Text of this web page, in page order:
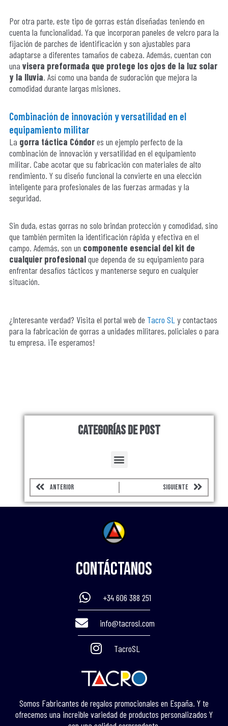
Por otra parte, este tipo de gorras están diseñadas teniendo en
cuenta la funcionalidad. Ya que incorporan paneles de velcro para la
fijación de parches de identificación y son ajustables para
adaptarse a diferentes tamaños de cabeza. Además, cuentan con
una visera preformada que protege los ojos de la luz solar
y la lluvia. Así como una banda de sudoración que mejora la
comodidad durante largas misiones.
Combinación de innovación y versatilidad en el
equipamiento militar
La gorra táctica Cóndores un ejemplo perfecto de la
combinación de innovación y versatilidad en el equipamiento
militar. Cabe acotar que su fabricación con materiales de alto
rendimiento. Y su diseño funcional la convierte en una elección
inteligente para profesionales de las fuerzas armadas y la
seguridad.
Sin duda, estas gorras no solo brindan protección y comodidad, sino
que también permiten la identificación rápida y efectiva en el
campo. Además, son un componente esencial del kit de
cualquier profesionalque dependa de su equipamiento para
enfrentar desafíos tácticos y mantenerse seguro en cualquier
situación.
¿Interesante verdad? Visita el portal web de Tacro SL y contactaos
para la fabricación de gorras a unidades militares, policiales o para
tu empresa. ¡Te esperamos!
Categorías de Post
Menu
Prev
ANTERIOR SIGUIENTE Next
Contáctanos
+34 606 388 251
info@tacrosl.com
TacroSL
Somos Fabricantes de regalos promocionales en España. Y te
ofrecemos una increible variedad de productos personalizados Y